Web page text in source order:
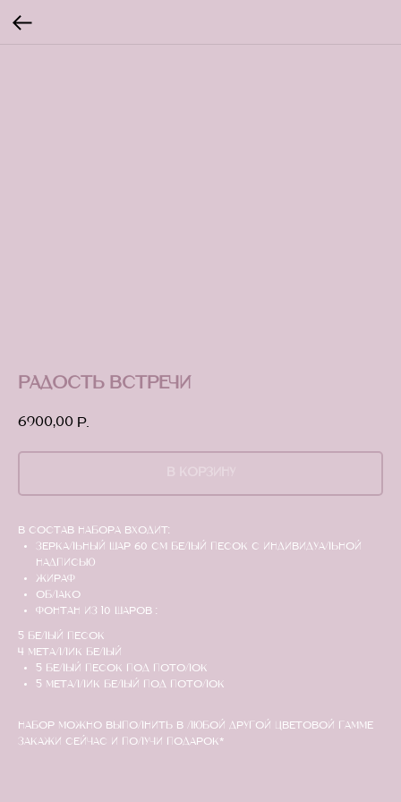
Радость встречи
6900,00 р.
В состав набора входит:
Зеркальный шар 60 см белый песок с индивидуальной
надписью
Жираф
Облако
Фонтан из 10 шаров :
5 белый песок
4 металлик белый
5 белый песок под потолок
5 металлик белый под потолок
НАБОР МОЖНО ВЫПОЛНИТЬ В ЛЮБОЙ ДРУГОЙ ЦВЕТОВОЙ ГАММЕ
Закажи сейчас и получи подарок*